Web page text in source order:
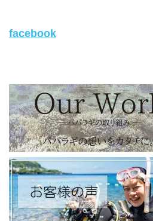
旬な海の情報はコチラから！
日々の活動状況や報告はXで公開中！
https://x.com/papalagidivers?s=20
【パパラギダイビングスクール Blog
お得なイベント告知やツアー情報を知
https://papalagi-blog.com/
◆YouTubeチャンネル登録はコチラ
https://www.youtube.com/channel/
◆各地の水中世界を紹介するチャン
（サブチャンネル）
facebook